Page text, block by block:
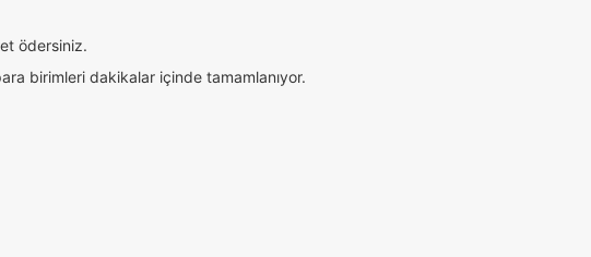
ödersiniz.
birimleri dakikalar içinde tamamlanıyor.